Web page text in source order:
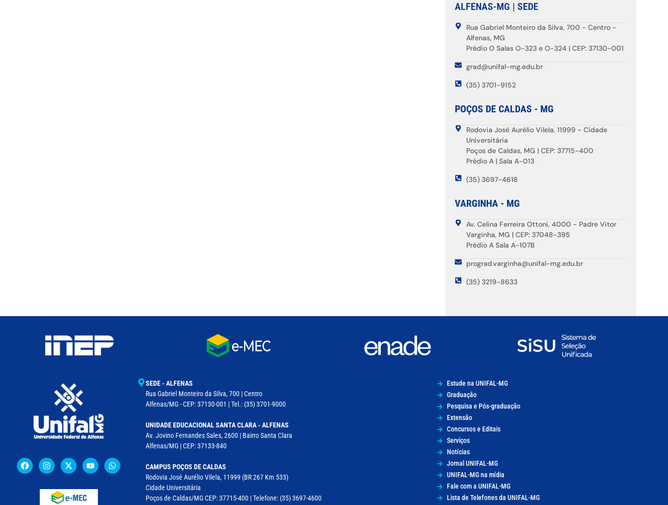
ALFENAS-MG | SEDE
Rua Gabriel Monteiro da Silva, 700 - Centro -
Alfenas, MG
Prédio O Salas O-323 e O-324 | CEP: 37130-001
grad@unifal-mg.edu.br
(35) 3701-9152
POÇOS DE CALDAS - MG
Rodovia José Aurélio Vilela, 11999 - Cidade
Universitária
Poços de Caldas, MG | CEP: 37715-400
Prédio A | Sala A-013
(35) 3697-4618
VARGINHA - MG
Av. Celina Ferreira Ottoni, 4000 - Padre Vitor
Varginha, MG | CEP: 37048-395
Prédio A Sala A-107B
prograd.varginha@unifal-mg.edu.br
(35) 3219-8633
SEDE - ALFENAS
Rua Gabriel Monteiro da Silva, 700 | Centro
Alfenas/MG - CEP: 37130-001 | Tel.: (35) 3701-9000
UNIDADE EDUCACIONAL SANTA CLARA - ALFENAS
Av. Jovino Fernandes Sales, 2600 | Bairro Santa Clara
Alfenas/MG | CEP: 37133-840
CAMPUS POÇOS DE CALDAS
Rodovia José Aurélio Vilela, 11999 (BR 267 Km 533)
Cidade Universitária
Poços de Caldas/MG CEP: 37715-400 | Telefone: (35) 3697-4600
Estude na UNIFAL-MG
Graduação
Pesquisa e Pós-graduação
Extensão
Concursos e Editais
Serviços
Notícias
Jornal UNIFAL-MG
UNIFAL-MG na mídia
Fale com a UNIFAL-MG
Lista de Telefones da UNIFAL-MG